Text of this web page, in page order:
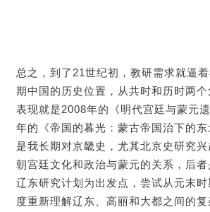
总之，到了21世纪初，教研需求就逼
期中国的历史位置，从共时和历时两
表现就是2008年的《明代宫廷与蒙元
年的《帝国的暮光：蒙古帝国治下的
是我长期对京畿史，尤其北京史研究
朝宫廷文化和政治与蒙元的关系，后
辽东研究计划为出发点，尝试从元末
度重新理解辽东、高丽和大都之间的